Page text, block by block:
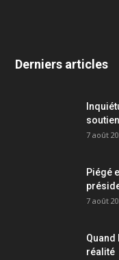
Derniers articles
7 août
Piégé
7 août
réalité